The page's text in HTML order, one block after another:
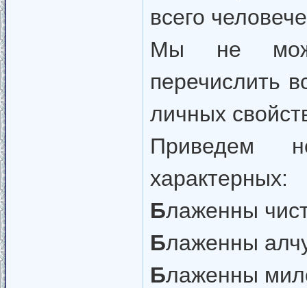
всего
Мы не
перечислить
личных
Приведем
характерных:
Блаженны
Блаженны
Блаженны